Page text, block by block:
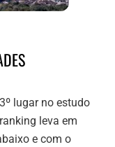
lugar no estudo
leva em
e com o